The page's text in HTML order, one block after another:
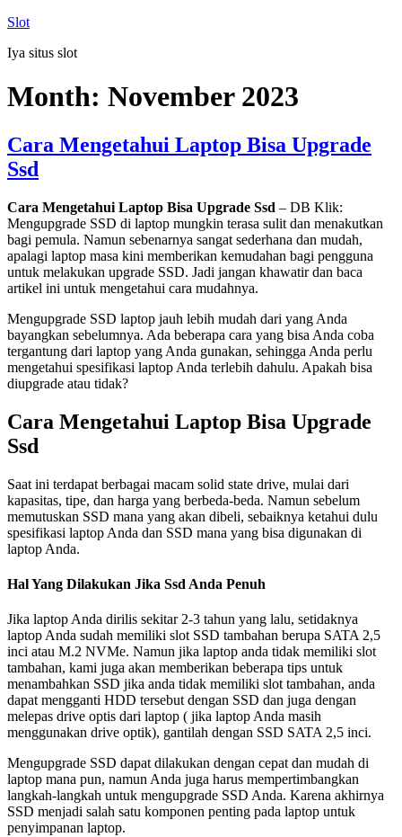
Skip
content
Slot
Iya situs slot
Month: November 2023
Cara Mengetahui Laptop Bisa Upgrade
Ssd
Cara Mengetahui Laptop Bisa Upgrade Ssd – DB Klik:
Mengupgrade SSD di laptop mungkin terasa sulit dan menakutkan
bagi pemula. Namun sebenarnya sangat sederhana dan mudah,
apalagi laptop masa kini memberikan kemudahan bagi pengguna
untuk melakukan upgrade SSD. Jadi jangan khawatir dan baca
artikel ini untuk mengetahui cara mudahnya.
Mengupgrade SSD laptop jauh lebih mudah dari yang Anda
bayangkan sebelumnya. Ada beberapa cara yang bisa Anda coba
tergantung dari laptop yang Anda gunakan, sehingga Anda perlu
mengetahui spesifikasi laptop Anda terlebih dahulu. Apakah bisa
diupgrade atau tidak?
Cara Mengetahui Laptop Bisa Upgrade
Ssd
Saat ini terdapat berbagai macam solid state drive, mulai dari
kapasitas, tipe, dan harga yang berbeda-beda. Namun sebelum
memutuskan SSD mana yang akan dibeli, sebaiknya ketahui dulu
spesifikasi laptop Anda dan SSD mana yang bisa digunakan di
laptop Anda.
Hal Yang Dilakukan Jika Ssd Anda Penuh
Jika laptop Anda dirilis sekitar 2-3 tahun yang lalu, setidaknya
laptop Anda sudah memiliki slot SSD tambahan berupa SATA 2,5
inci atau M.2 NVMe. Namun jika laptop anda tidak memiliki slot
tambahan, kami juga akan memberikan beberapa tips untuk
menambahkan SSD jika anda tidak memiliki slot tambahan, anda
dapat mengganti HDD tersebut dengan SSD dan juga dengan
melepas drive optis dari laptop ( jika laptop Anda masih
menggunakan drive optik), gantilah dengan SSD SATA 2,5 inci.
Mengupgrade SSD dapat dilakukan dengan cepat dan mudah di
laptop mana pun, namun Anda juga harus mempertimbangkan
langkah-langkah untuk mengupgrade SSD Anda. Karena akhirnya
SSD menjadi salah satu komponen penting pada laptop untuk
penyimpanan laptop.